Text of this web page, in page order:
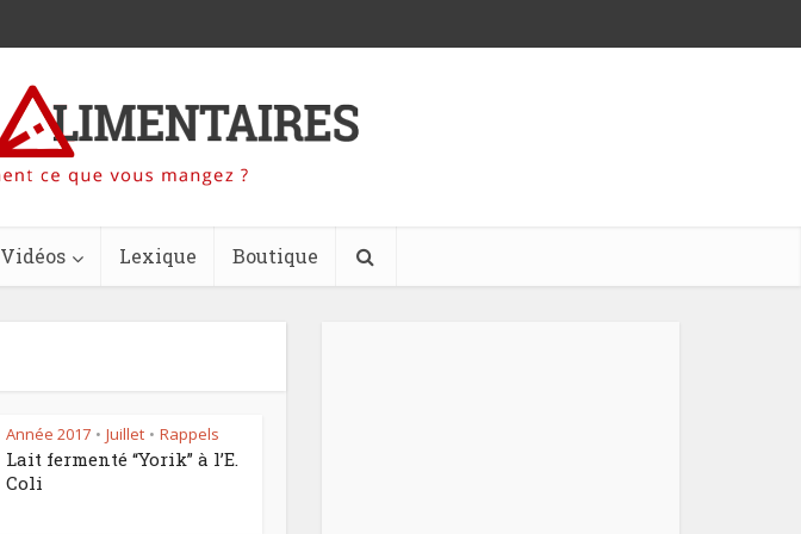
Vidéos Lexique Boutique
Année 2017 • Juillet • Rappels
Lait fermenté “Yorik” à l’E.
Coli